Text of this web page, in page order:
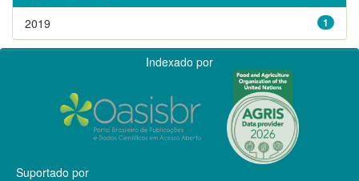
1
2019
Indexado por
Suportado por